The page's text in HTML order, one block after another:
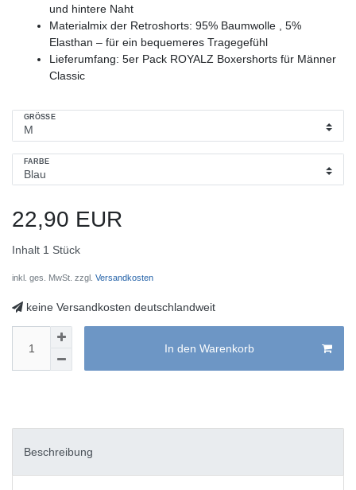
und hintere Naht
Materialmix der Retroshorts: 95% Baumwolle , 5%
Elasthan – für ein bequemeres Tragegefühl
Lieferumfang: 5er Pack ROYALZ Boxershorts für Männer
Classic
GRÖSSE
FARBE
22,90 EUR
Inhalt 1 Stück
inkl. ges. MwSt. zzgl. Versandkosten
keine Versandkosten deutschlandweit
In den Warenkorb
Beschreibung